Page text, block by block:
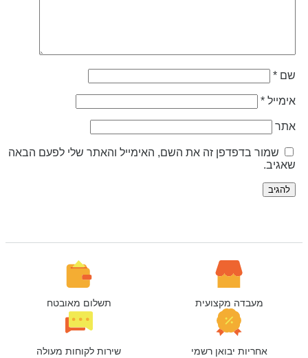
*
*
שמור בדפדפן זה את השם, האימייל והאתר שלי לפעם הבאה
מעבדה מקצועית תשלום מאובטח
אחריות יבואן רשמי שירות לקוחות מעולה